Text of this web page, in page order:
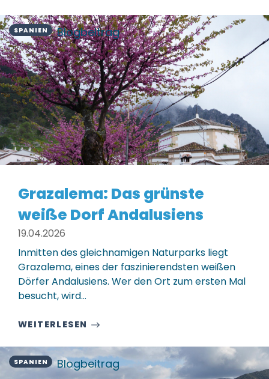
SPANIEN Blogbeitrag
Grazalema: Das grünste
weiße Dorf Andalusiens
19.04.2026
Inmitten des gleichnamigen Naturparks liegt
Grazalema, eines der faszinierendsten weißen
Dörfer Andalusiens. Wer den Ort zum ersten Mal
besucht, wird…
WEITERLESEN
SPANIEN Blogbeitrag